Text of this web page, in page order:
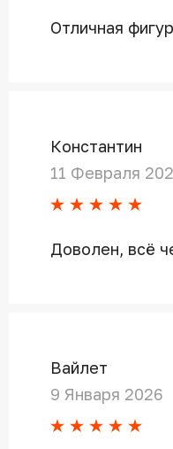
Отличная
Константин
11 Февраля
Доволен, всё
Вайлет
9 Января 2026